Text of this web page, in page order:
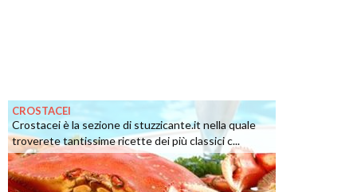
CROSTACEI
Crostacei è la sezione di stuzzicante.it nella quale
troverete tantissime ricette dei più classici c...